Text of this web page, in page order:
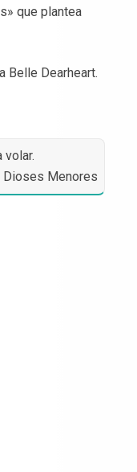
que plantea
Belle Dearheart.
volar.
Dioses Menores